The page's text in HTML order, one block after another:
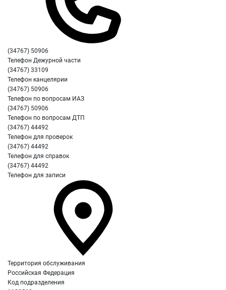
(34767) 50906
Телефон Дежурной части
(34767) 33109
Телефон канцелярии
(34767) 50906
Телефон по вопросам ИАЗ
(34767) 50906
Телефон по вопросам ДТП
(34767) 44492
Телефон для проверок
(34767) 44492
Телефон для справок
(34767) 44492
Телефон для записи
Территория обслуживания
Российская Федерация
Код подразделения